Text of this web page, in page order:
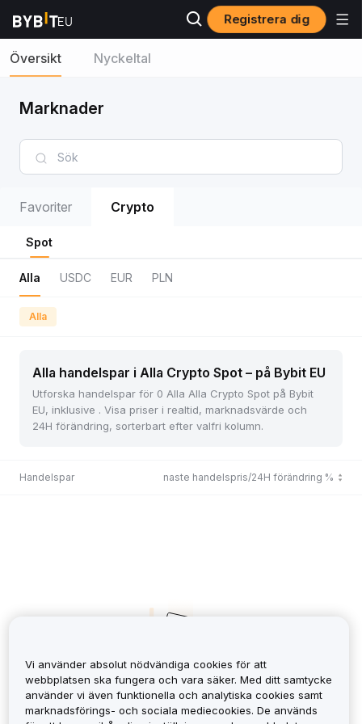
Registrera dig
Översikt Nyckeltal
Marknader
Favoriter Crypto
Spot
Alla USDC EUR PLN
Alla
Alla handelspar i Alla Crypto Spot – på Bybit EU
Utforska handelspar för 0 Alla Alla Crypto Spot på Bybit
EU, inklusive . Visa priser i realtid, marknadsvärde och
24H förändring, sorterbart efter valfri kolumn.
Handelspar Senaste handelspris/24H förändring %
No Records
Vi använder absolut nödvändiga cookies för att
webbplatsen ska fungera och vara säker. Med ditt samtycke
använder vi även funktionella och analytiska cookies samt
marknadsförings- och sociala mediecookies. De används